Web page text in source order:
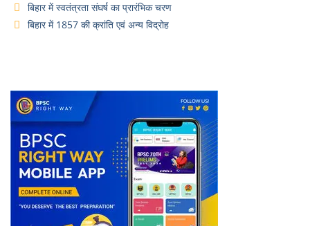
बिहार में स्वतंत्रता संघर्ष का प्रारंभिक चरण
बिहार में 1857 की क्रांति एवं अन्य विद्रोह